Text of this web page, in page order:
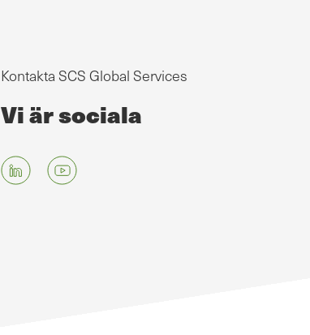
Kontakta SCS Global Services
Vi är sociala